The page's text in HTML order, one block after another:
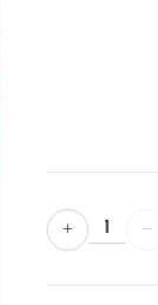
−
1
+